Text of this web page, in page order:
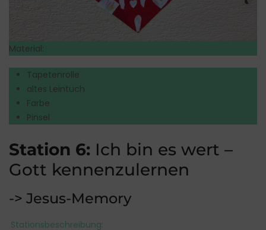
Material:
Tapetenrolle
altes Leintuch
Farbe
Pinsel
Station 6: Ich bin es wert –
Gott kennenzulernen
-> Jesus-Memory
Stationsbeschreibung: